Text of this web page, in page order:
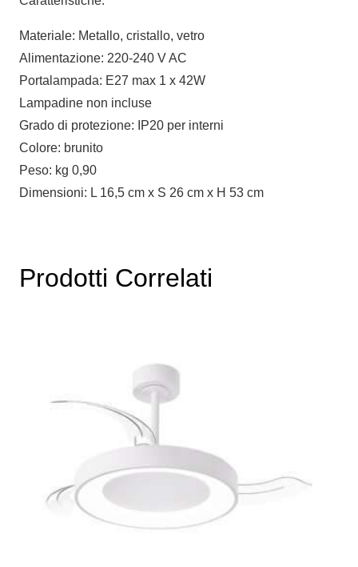
Materiale: Metallo, cristallo, vetro
Alimentazione: 220-240 V AC
Portalampada: E27 max 1 x 42W
Lampadine non incluse
Grado di protezione: IP20 per interni
Colore: brunito
Peso: kg 0,90
Dimensioni: L 16,5 cm x S 26 cm x H 53 cm
Prodotti Correlati